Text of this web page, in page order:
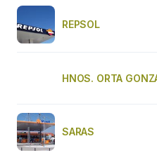
REPSOL
HNOS. ORTA
SARAS